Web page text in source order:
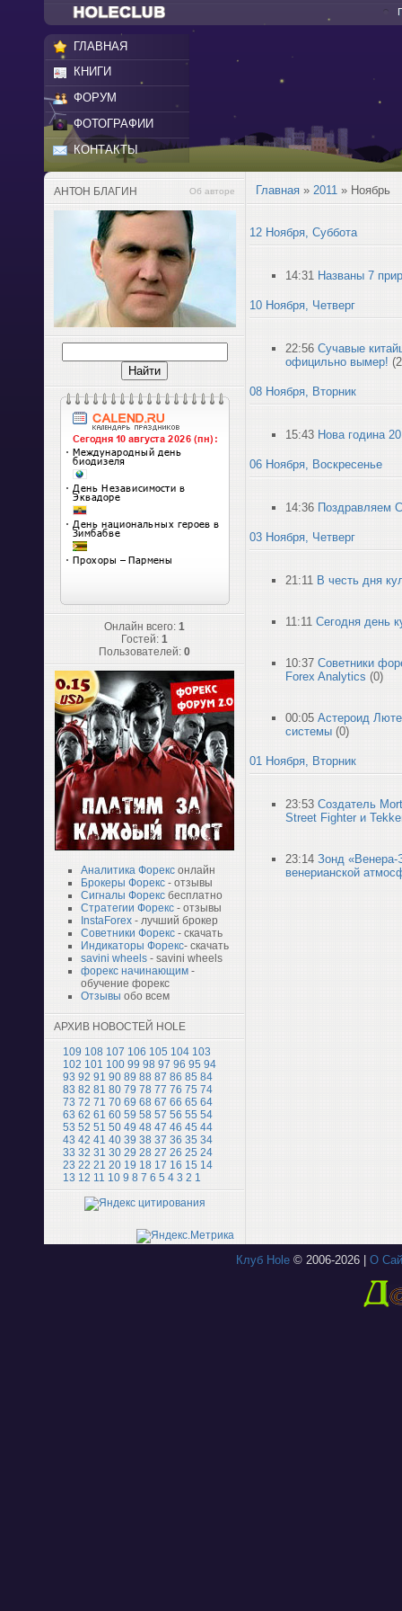
ГЛАВНАЯ
КНИГИ
ФОРУМ
ФОТОГРАФИИ
КОНТАКТЫ
АНТОН БЛАГИН Об авторе
Онлайн всего: 1
Гостей: 1
Пользователей: 0
Аналитика Форекс онлайн
Брокеры Форекс - отзывы
Сигналы Форекс бесплатно
Стратегии Форекс - отзывы
InstaForex - лучший брокер
Советники Форекс - скачать
Индикаторы Форекс- скачать
savini wheels - savini wheels
форекс начинающим -
обучение форекс
Отзывы обо всем
АРХИВ НОВОСТЕЙ HOLE
109 108 107 106 105 104 103
102 101 100 99 98 97 96 95 94
93 92 91 90 89 88 87 86 85 84
83 82 81 80 79 78 77 76 75 74
73 72 71 70 69 68 67 66 65 64
63 62 61 60 59 58 57 56 55 54
53 52 51 50 49 48 47 46 45 44
43 42 41 40 39 38 37 36 35 34
33 32 31 30 29 28 27 26 25 24
23 22 21 20 19 18 17 16 15 14
13 12 11 10 9 8 7 6 5 4 3 2 1
Главная » 2011 » Ноябрь
12 Ноября, Суббота
14:31 Названы 7
10 Ноября, Четверг
22:56 Сучавые
официльно вымер!
08 Ноября, Вторник
15:43 Нова година
06 Ноября, Воскресенье
14:36 Поздравляем
03 Ноября, Четверг
21:11 В честь дня
11:11 Сегодня день
10:37 Советники
Forex Analytics (0)
00:05 Астероид
системы (0)
01 Ноября, Вторник
23:53 Создатель
Street Fighter и
23:14 Зонд «Венера-
венерианской
Клуб Hole© 2006-2026 | О